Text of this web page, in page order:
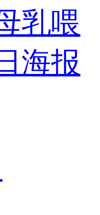
乳喂
海报